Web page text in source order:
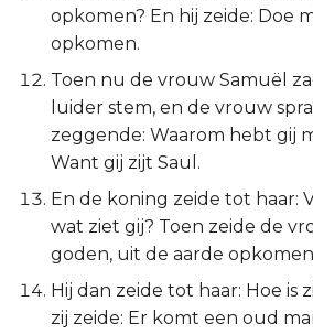
Openbaring
opkomen? En hij zeide: Doe
opkomen.
Toen nu de vrouw Samuël
luider stem, en de vrouw
zeggende: Waarom hebt gij
Want gij zijt Saul.
En de koning zeide tot haar:
wat ziet gij? Toen zeide de
goden, uit de aarde
Hij dan zeide tot haar: Hoe is
zij zeide: Er komt een oud